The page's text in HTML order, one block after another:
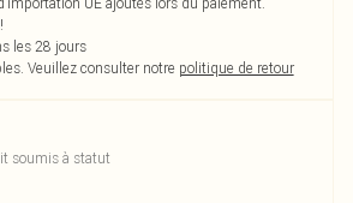
les 28 jours
Veuillez consulter notre politique de retour
soumis à statut